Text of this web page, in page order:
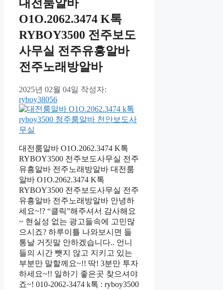
대전룸알바
O1O.2062.3474 K톡
RYBOY3500 전주보도
사무실 전주유흥알바
전주노래방알바
2025년 02월 04일 작성자:
ryboy38056
대전룸알바 O1O.2062.3474 K톡
RYBOY3500 전주보도사무실 전주
유흥알바 전주노래방알바 대전룸
알바 O1O.2062.3474 K톡
RYBOY3500 전주보도사무실 전주
유흥알바 전주노래방알바 안녕하
세요~!? “클릭”해주셔서 감사해요
~ 현실성 없는 광고들속에 고민많
으시죠? 하루이틀 나와보시면 들
통날 거짓말 안하겠습니다.. 언니
들의 시간 뺏지 않고 지키고 있는
부분만 말할께요~!! 딱! 3분만 투자
하세요~!! 일하기 좋은곳 찾으셔야
죠~! 010-2062-3474 k톡 : ryboy3500